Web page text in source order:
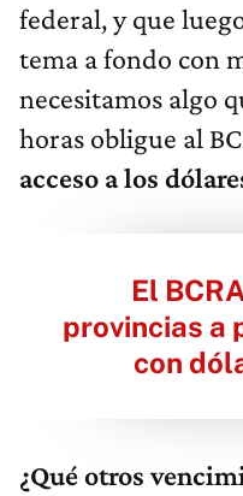
federal, y que
tema a fondo con
necesitamos algo
horas obligue al
acceso a los
El
provincias a
con
¿Qué otros